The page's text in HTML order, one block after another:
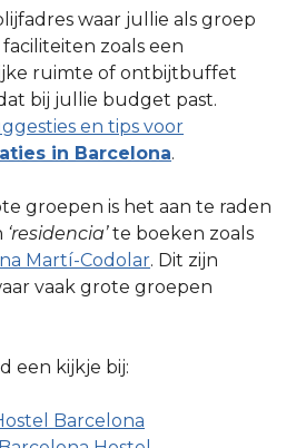
waar jullie als groep
zoals een
ruimte of ontbijtbuffet
bij jullie budget past.
en tips voor
in Barcelona.
groepen is het aan te raden
‘residencia’te boeken zoals
Martí-Codolar. Dit zijn
vaak grote groepen
een kijkje bij:
Barcelona